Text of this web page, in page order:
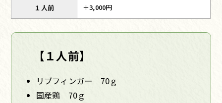
１人前 ＋3,000円
【１人前】
リブフィンガー 70ｇ
国産鶏 70ｇ